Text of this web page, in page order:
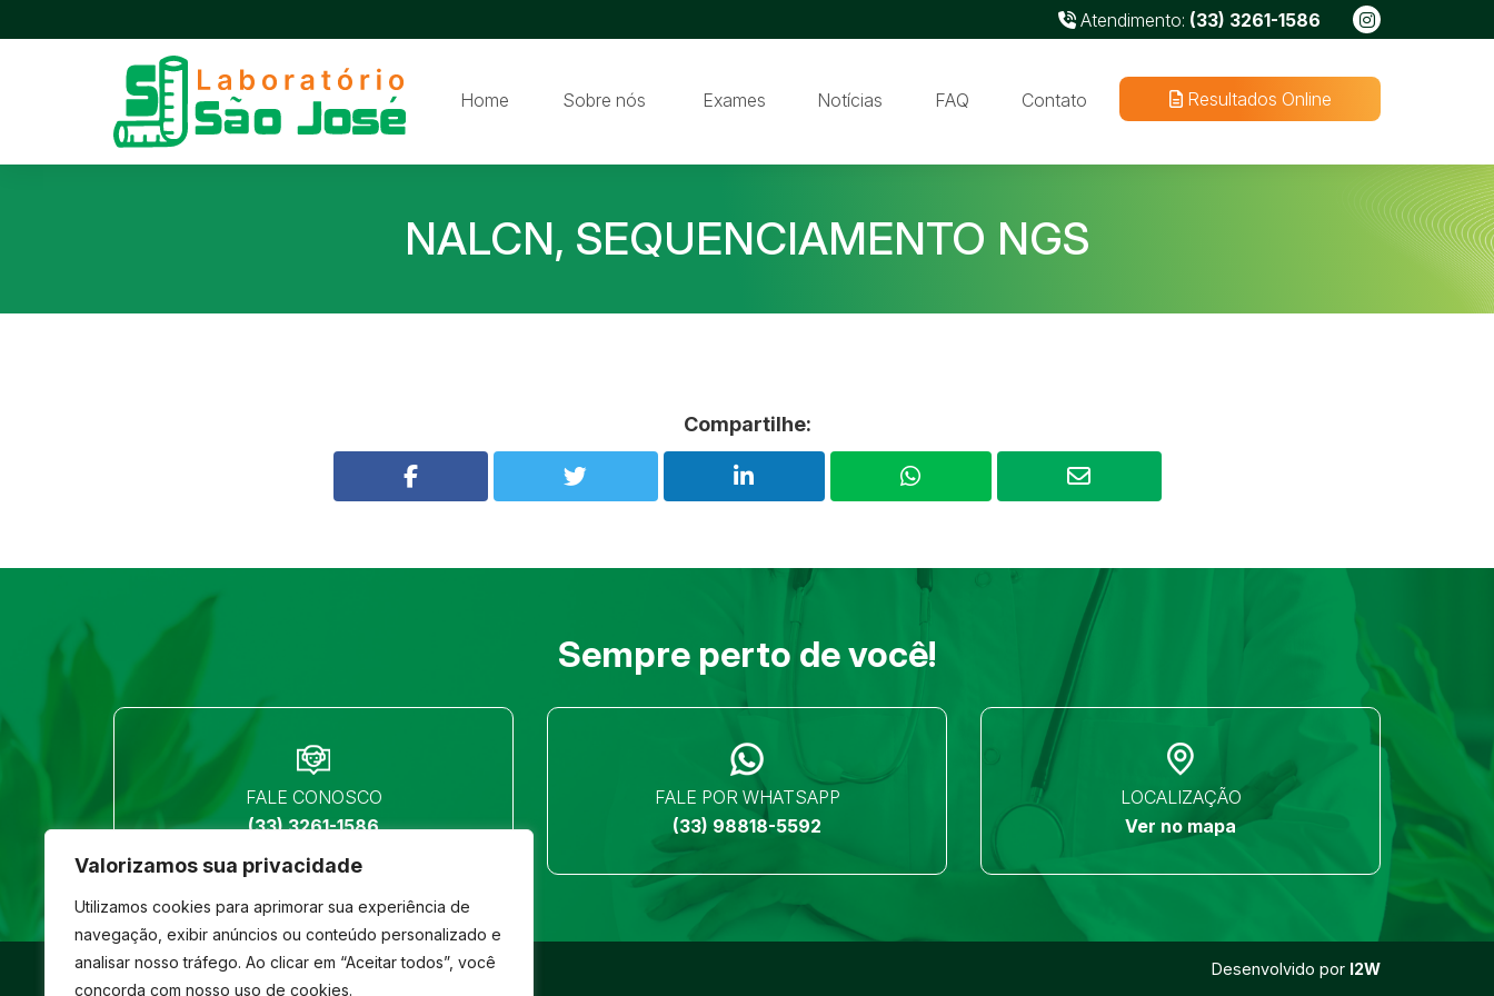
Valorizamos sua privacidade
Utilizamos cookies para aprimorar sua experiência de
navegação, exibir anúncios ou conteúdo personalizado e
analisar nosso tráfego. Ao clicar em “Aceitar todos”, você
concorda com nosso uso de cookies.
Atendimento: (33) 3261-1586
Home Sobre nós Exames Notícias FAQ Contato Resultados Online
NALCN, SEQUENCIAMENTO NGS
Compartilhe:
Sempre perto de você!
FALE CONOSCO
(33) 3261-1586
FALE POR WHATSAPP
(33) 98818-5592
LOCALIZAÇÃO
Ver no mapa
© São José- Todos os direitos reservados Desenvolvido por I2W